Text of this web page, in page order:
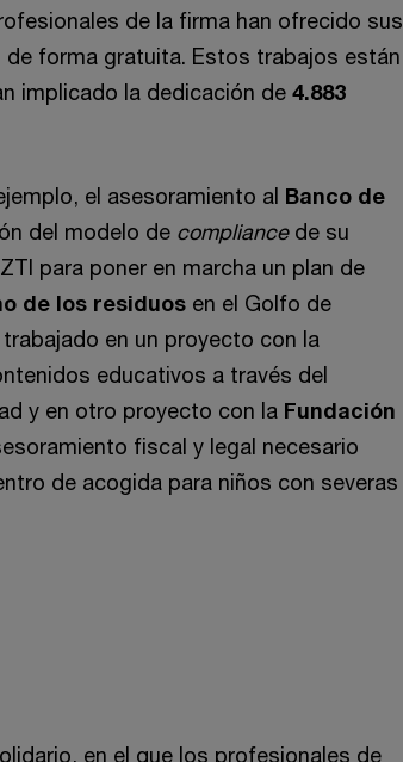
de la firma han ofrecido sus
forma gratuita. Estos trabajos están
implicado la dedicación de 4.883
el asesoramiento al Banco de
del modelo de compliance de su
para poner en marcha un plan de
de los residuos en el Golfo de
en un proyecto con la
educativos a través del
y en otro proyecto con la Fundación
fiscal y legal necesario
de acogida para niños con severas
en el que los profesionales de